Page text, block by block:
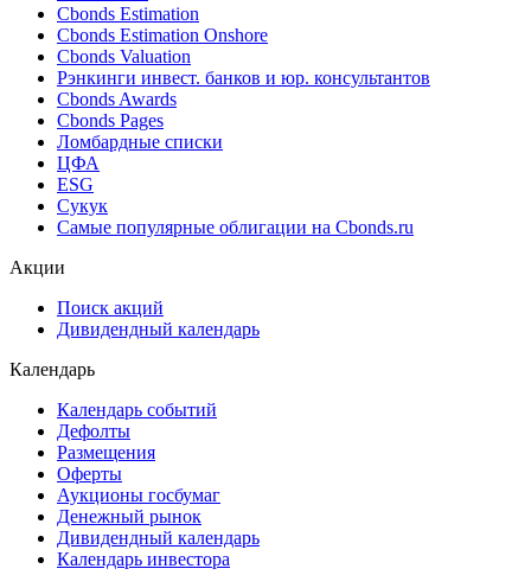
Cbonds Estimation
Cbonds Estimation Onshore
Cbonds Valuation
Рэнкинги инвест. банков и юр. консультантов
Cbonds Awards
Cbonds Pages
Ломбардные списки
ЦФА
ESG
Сукук
Самые популярные облигации на Cbonds.ru
Акции
Поиск акций
Дивидендный календарь
Календарь
Календарь событий
Дефолты
Размещения
Оферты
Аукционы госбумаг
Денежный рынок
Дивидендный календарь
Календарь инвестора